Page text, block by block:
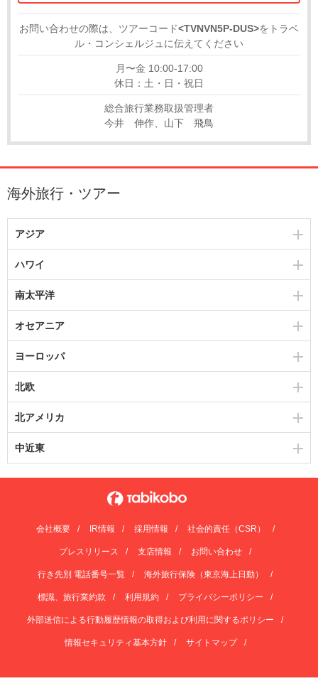
お問い合わせの際は、ツアーコード<TVNVN5P-DUS>をトラベ
ル・コンシェルジュに伝えてください
月〜金 10:00-17:00
休日：土・日・祝日
総合旅行業務取扱管理者
今井 伸作、山下 飛鳥
海外旅行・ツアー
アジア
ハワイ
南太平洋
オセアニア
ヨーロッパ
北欧
北アメリカ
中近東
会社概要 IR情報 採用情報 社会的責任（CSR）
プレスリリース 支店情報 お問い合わせ
行き先別 電話番号一覧 海外旅行保険（東京海上日動）
標識、旅行業約款 利用規約 プライバシーポリシー
外部送信による行動履歴情報の取得および利用に関するポリシー
情報セキュリティ基本方針 サイトマップ